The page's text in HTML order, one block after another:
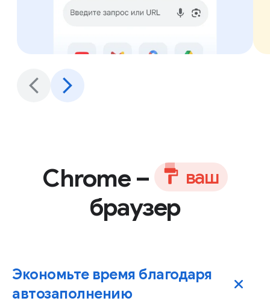
Chrome – ваш
браузер
Экономьте время благодаря
автозаполнению